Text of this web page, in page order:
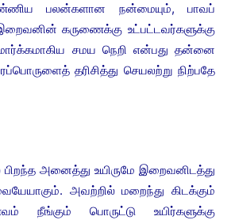
பலன்களான நன்மையும், பாவப்
கருணைக்கு உட்பட்டவர்களுக்கு
சமய நெறி என்பது தன்னை
தரிசித்து செயலற்று நிற்பதே
அனைத்து உயிருமே இறைவனிடத்து
அவற்றில் மறைந்து கிடக்கும்
நீங்கும் பொருட்டு உயிர்களுக்கு